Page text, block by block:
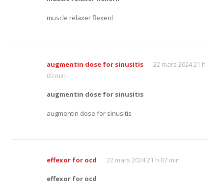
muscle relaxer flexeril
augmentin dose for sinusitis
22 mars 2024 21 h
00 min
augmentin dose for sinusitis
augmentin dose for sinusitis
effexor for ocd 22 mars 2024 21 h 07 min
effexor for ocd